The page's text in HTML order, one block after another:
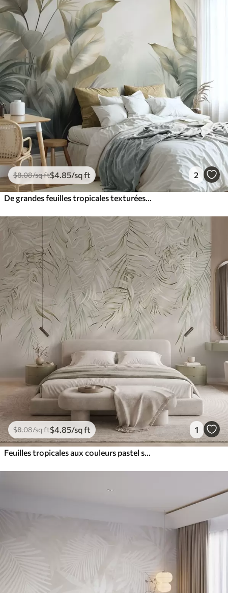
$8.08/sq ft$4 .85/sq ft 2
$8.08/sq ft$4 .85/sq ft 1